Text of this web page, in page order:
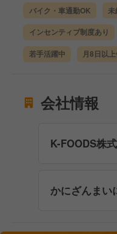
バイク・車通勤OK 未
インセンティブ制度あり
若手活躍中 月8日以
会社情報
K-FOODS株
かにざんまい